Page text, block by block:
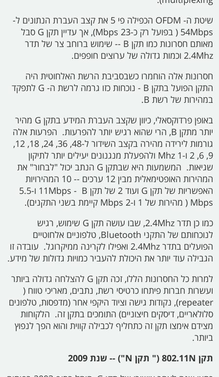
שיטת ה- OFDM הכפילה פי 5 את קצב העברת הנתונים ל-
54Mbps (
בפועל רק כ-23 Mbps), אך עדיין תקן G סבל
מאותם חסרונות כמו תקן B --
שימוש ברוחב צר של תדר
2.4Mhz וכמות גדולה של ערוצים חופפים.
חסרונות אלה הוחמרו כשבסביבת הרשת האלחוטית היה
התקן הפועל בתקן B - נוכחות כזו גרמה לרשת ה- G לתפקד
במהירות של רשת B.
באופן פרדוקסאלי, כיוון שקצב העברת המידע בתקן G מהיר
יותר מתקן B, הרי שהוא רגיש יותר להפרעות. הפרעות אלה
גורמות לירידה מהירה בקצב השידור ל-48, 36, 24, 18, 12,
9, 6, 2 ו-1
Mhz ולהפעלת מנגנונים יעילים יותר לתיקון
שגיאות. המשמעות היא שבתקן G הנתב יכול "לבחור" את
המהירות האופטימאלית מבין 12 ערכים -- 10 המהירויות
האפשריות של תקן G ועוד 2 של תקן B
‏ - 11Mbps
ו-5.5
Mbps (
מהירות של 1 ו-2 Mbps קיימת בשני התקנים).
כמו כן תדר 2.4Mhz, שבו עושה תקן G שימוש, רגיש
לנוכחותם של התקני Bluetooth, טלפוניים אלחוטיים
הפועלים בתדר 2.4Mhz ואפילו לקרינה ממיקרוגל. עובדה זו
הגבילה עוד יותר את היכולת להעביר כמויות גדולות של מידע.
למרות כל החסרונות הללו, זכה תקן G להצלחה גדולה ביותר
ועשרות חברות פיתחו כרטיסי רשת, נתבים, מאריכי טווח (
repeater),
נקודות גישה וציוד היקפי אחר (מדפסות, טלפונים
סלולאריים, דיסקים חיצוניים) התומכים בתקן זה. הלקוחות
מצידם אימצו תקן זה כתחליף לכבילה קווית והוא הפך לנפוץ
ביותר.
תקן 802.11N (" תקן N") --
שנת 2009